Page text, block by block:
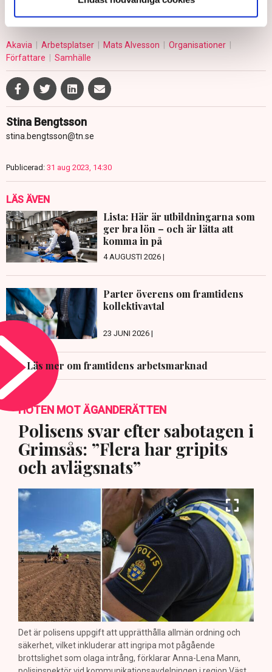
Akavia Arbetsplatser Mats Alvesson
Organisationer
Författare
Samhälle
Stina Bengtsson
stina.bengtsson@tn.se
Publicerad: 31 aug 2023, 14:30
LÄS ÄVEN
Lista: Här är utbildningarna som
ger bra lön – och är lätta att
komma in på
4 AUGUSTI 2026 |
Parter överens om framtidens
kollektivavtal
23 JUNI 2026 |
Läs mer om framtidens arbetsmarknad
HOTEN MOT ÄGANDERÄTTEN
Polisens svar efter sabotagen i
Grimsås: ”Flera har gripits
och avlägsnats”
Det är polisens uppgift att upprätthålla allmän ordning och
säkerhet, vilket inkluderar att ingripa mot pågående
brottslighet som olaga intrång, förklarar Anna-Lena Mann,